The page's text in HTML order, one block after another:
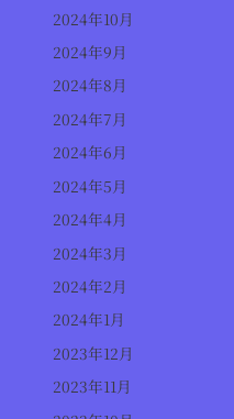
2024年10月
2024年9月
2024年8月
2024年7月
2024年6月
2024年5月
2024年4月
2024年3月
2024年2月
2024年1月
2023年12月
2023年11月